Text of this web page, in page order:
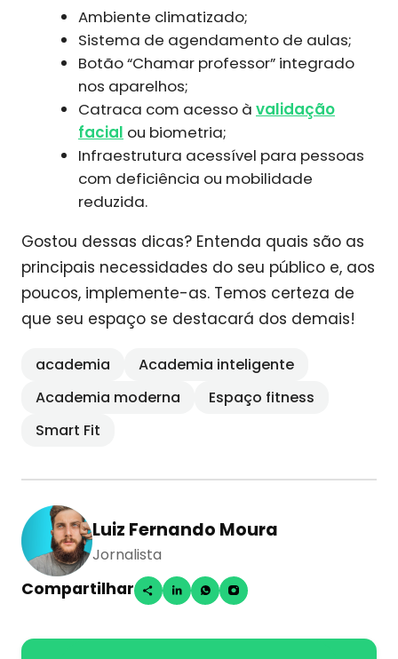
Ambiente climatizado;
Sistema de agendamento de aulas;
Botão “Chamar professor” integrado
nos aparelhos;
Catraca com acesso à validação
facial ou biometria;
Infraestrutura acessível para pessoas
com deficiência ou mobilidade
reduzida.
Gostou dessas dicas? Entenda quais são as
principais necessidades do seu público e, aos
poucos, implemente-as. Temos certeza de
que seu espaço se destacará dos demais!
academia
Academia inteligente
Academia moderna
Espaço fitness
Smart Fit
Luiz Fernando Moura
Jornalista
Compartilhar